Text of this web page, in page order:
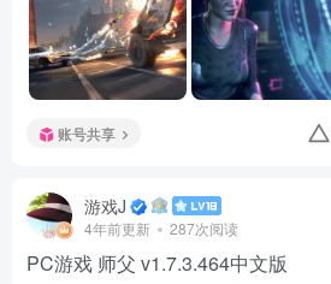
账号共享
游戏J
4年前更新 287次阅读
PC游戏 师父 v1.7.3.464中文版